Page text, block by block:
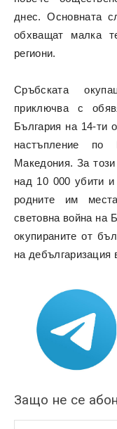
днес. Основната
обхващат малка
региони.
Сръбската
приключва с
България на 14-ти
настъпление по
Македония. За
над 10 000 убити и
родните им
световна война на
окупираните от
на дебългаризация
Защо не се